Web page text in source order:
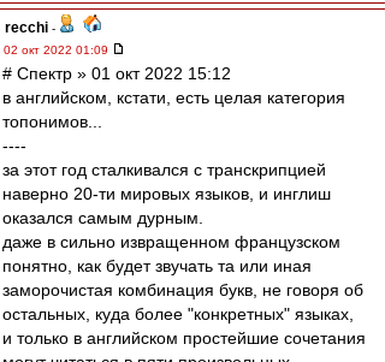
recchi -
02 окт 2022 01:09
# Спектр » 01 окт 2022 15:12
в английском, кстати, есть целая категория
топонимов...
----
за этот год сталкивался с транскрипцией
наверно 20-ти мировых языков, и инглиш
оказался самым дурным.
даже в сильно извращенном французском
понятно, как будет звучать та или иная
заморочистая комбинация букв, не говоря об
остальных, куда более "конкретных" языках,
и только в английском простейшие сочетания